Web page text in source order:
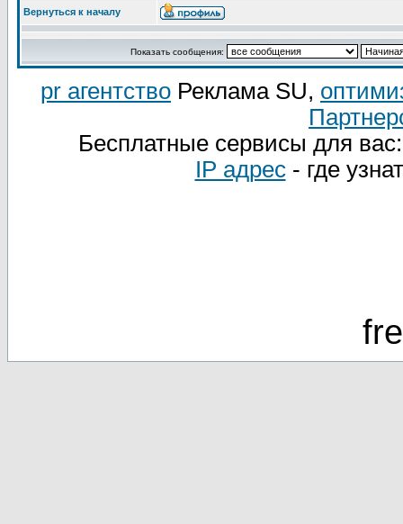
Вернуться к началу
Показать сообщения:
pr агентство Реклама SU,
Бесплатные сервисы для
IP адрес- где